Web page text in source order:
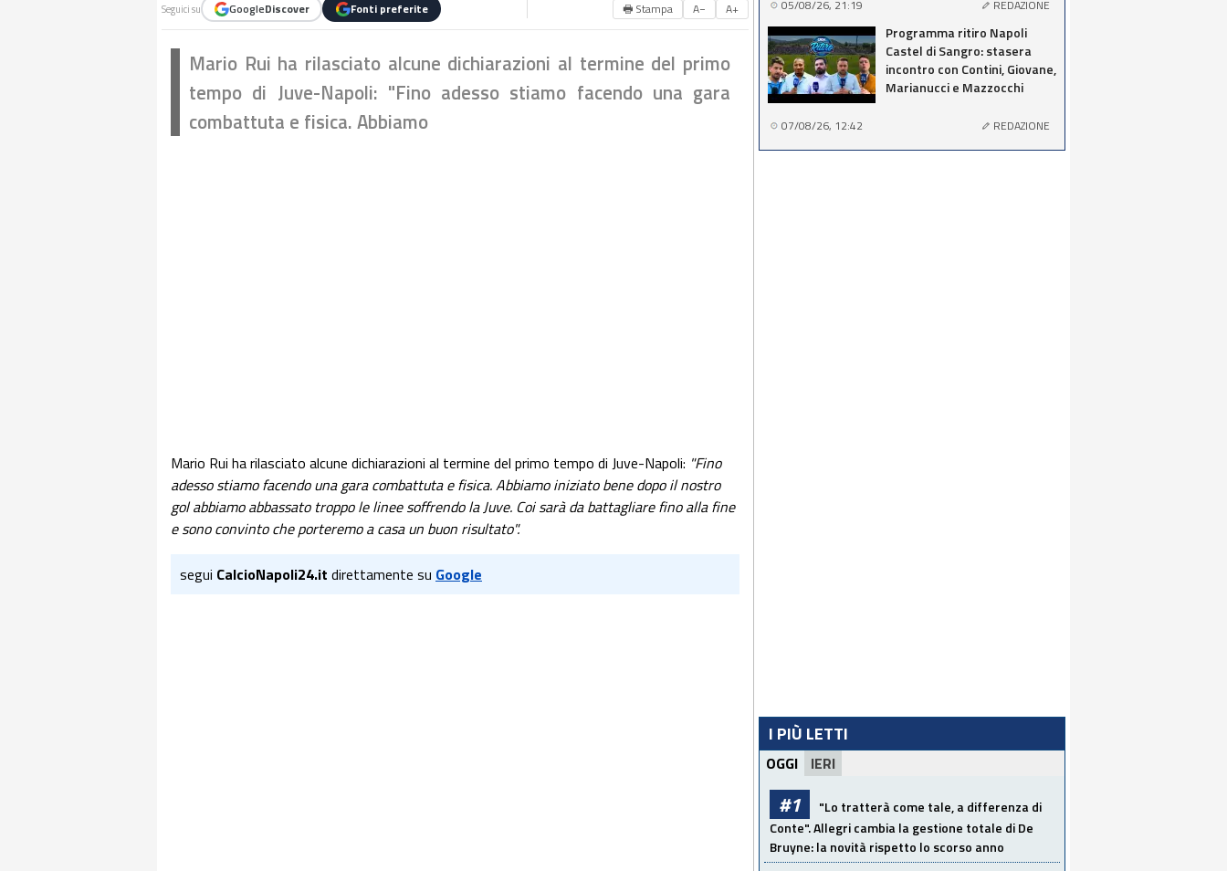
Seguici su GoogleDiscover Fonti preferite 🖶 Stampa A− A+
Mario Rui ha rilasciato alcune dichiarazioni al termine del primo
tempo di Juve-Napoli: "Fino adesso stiamo facendo una gara
combattuta e fisica. Abbiamo
Mario Rui ha rilasciato alcune dichiarazioni al termine del primo tempo di Juve-Napoli: "Fino
adesso stiamo facendo una gara combattuta e fisica. Abbiamo iniziato bene dopo il nostro
gol abbiamo abbassato troppo le linee soffrendo la Juve. Coi sarà da battagliare fino alla fine
e sono convinto che porteremo a casa un buon risultato".
segui CalcioNapoli24.it direttamente su Google
05/08/26, 21:19 REDAZIONE
Programma ritiro Napoli
Castel di Sangro: stasera
incontro con Contini, Giovane,
Marianucci e Mazzocchi
07/08/26, 12:42 REDAZIONE
I PIÙ LETTI
OGGI IERI
#1
"Lo tratterà come tale, a differenza di
Conte". Allegri cambia la gestione totale di De
Bruyne: la novità rispetto lo scorso anno